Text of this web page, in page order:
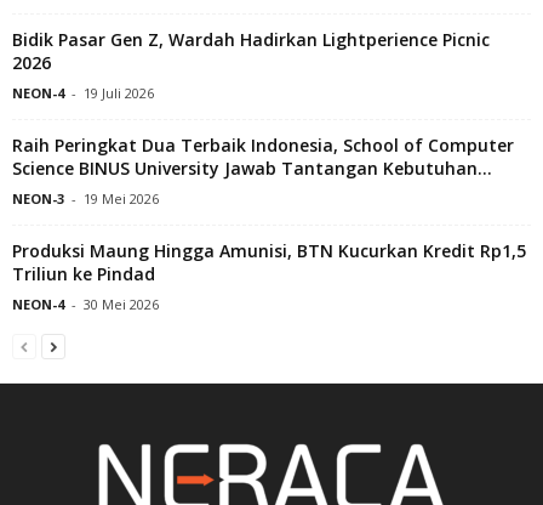
Bidik Pasar Gen Z, Wardah Hadirkan Lightperience Picnic
2026
NEON-4 - 19 Juli 2026
Raih Peringkat Dua Terbaik Indonesia, School of Computer
Science BINUS University Jawab Tantangan Kebutuhan...
NEON-3 - 19 Mei 2026
Produksi Maung Hingga Amunisi, BTN Kucurkan Kredit Rp1,5
Triliun ke Pindad
NEON-4 - 30 Mei 2026